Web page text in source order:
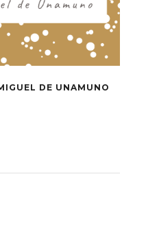
DE UNAMUNO